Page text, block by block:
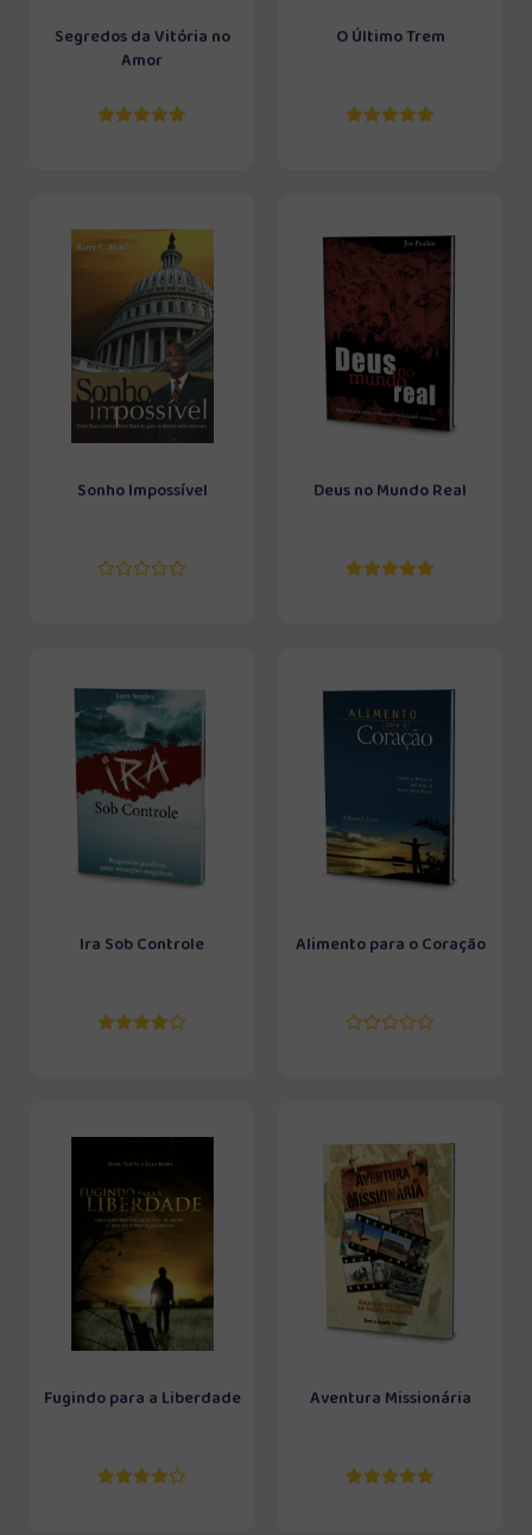
Segredos da Vitória no
Amor
O Último Trem
Sonho Impossível Deus no Mundo Real
Ira Sob Controle Alimento para o Coração
Fugindo para a Liberdade Aventura Missionária